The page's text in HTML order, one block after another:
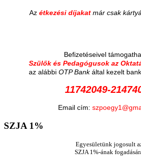
Az étkezési díjakat már csak
Befizetéseivel
Szülők és Pedagógusok az
az alábbi OTP Bankáltal kezelt
11742049-
Email cím:
SZJA1%
Egyesületünk jogosult
SZJA 1%-ának